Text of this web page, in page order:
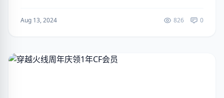
Aug 13, 2024 826 0